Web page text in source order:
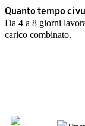
Quanto tempo ci
Da 4 a 8 giorni
carico combinato.